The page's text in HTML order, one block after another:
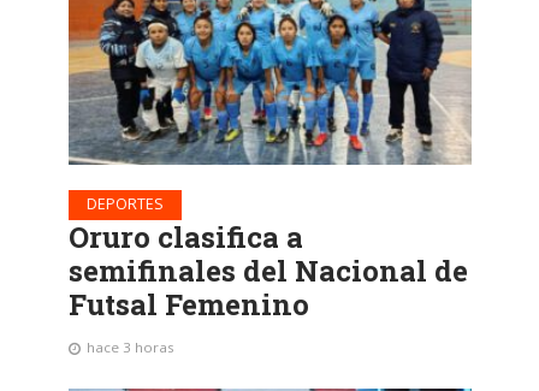
DEPORTES
Oruro clasifica a
semifinales del Nacional de
Futsal Femenino
hace 3 horas